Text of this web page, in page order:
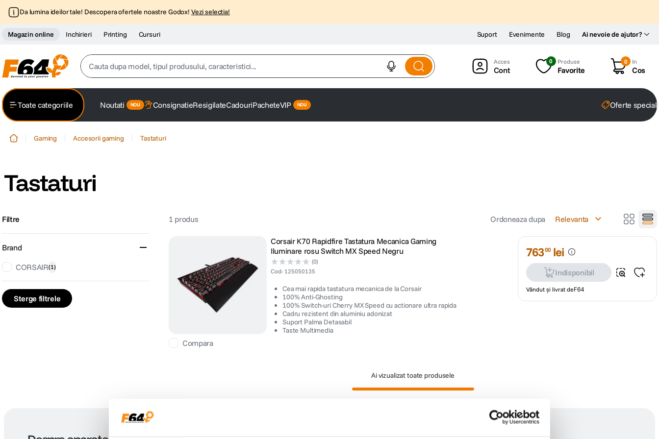
Da lumina ideilor tale! Descopera ofertele noastre Godox! Vezi selectia!
Magazin online Inchirieri Printing Cursuri Ai nevoie de ajutor?
Suport Evenimente Blog
Cauta dupa model, tipul produsului, caracteristici...
2. trepied
6. lavaliera
8. card memorie
Cont
0 Produse
Favorite
0 In
Cos
Toate categoriile Noutati ConsignatieResigilateCadouriPacheteVIP Oferte
Gaming Accesorii gaming Tastaturi
Tastaturi
Filtre
Brand
CORSAIR(1)
Sterge filtrele
1 produs Ordoneaza dupa Relevanta
Compara
Corsair K70 Rapidfire Tastatura Mecanica Gaming
Iluminare rosu Switch MX Speed Negru
(0)
Cod: 125050135
Cea mai rapida tastatura mecanica de la Corsair
100% Anti-Ghosting
100% Switch-uri Cherry MX Speed cu actionare ultra rapida
Cadru rezistent din aluminiu adonizat
Suport Palma Detasabil
Taste Multimedia
76300 lei
Indisponibil
Vândut și livrat deF64
Ai vizualizat toate produsele